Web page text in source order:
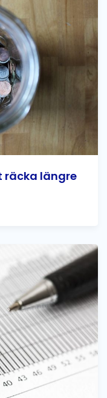
räcka längre